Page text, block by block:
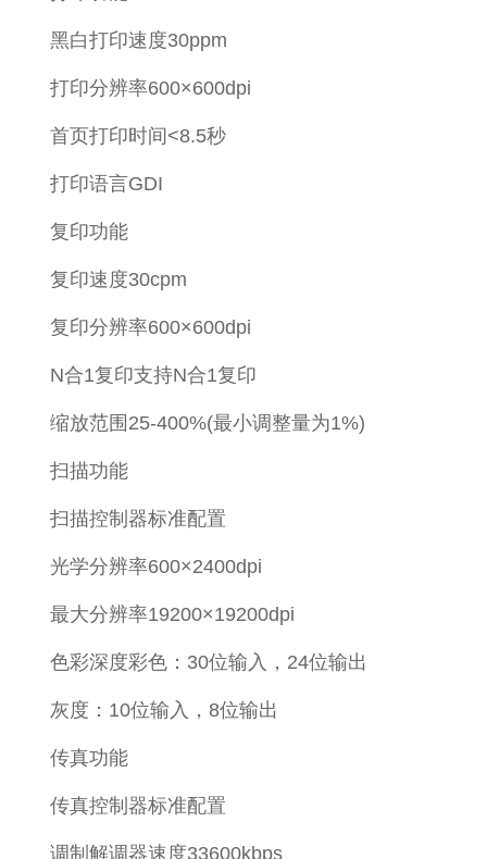
黑白打印速度30ppm
打印分辨率600×600dpi
首页打印时间<8.5秒
打印语言GDI
复印功能
复印速度30cpm
复印分辨率600×600dpi
N合1复印支持N合1复印
缩放范围25-400%(最小调整量为1%)
扫描功能
扫描控制器标准配置
光学分辨率600×2400dpi
最大分辨率19200×19200dpi
色彩深度彩色：30位输入，24位输出
灰度：10位输入，8位输出
传真功能
传真控制器标准配置
调制解调器速度33600kbps